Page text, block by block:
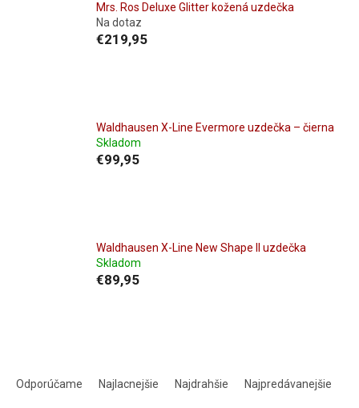
Mrs. Ros Deluxe Glitter kožená uzdečka
Na dotaz
€219,95
Waldhausen X-Line Evermore uzdečka – čierna
Skladom
€99,95
Waldhausen X-Line New Shape II uzdečka
Skladom
€89,95
Odporúčame Najlacnejšie Najdrahšie Najpredávanejšie